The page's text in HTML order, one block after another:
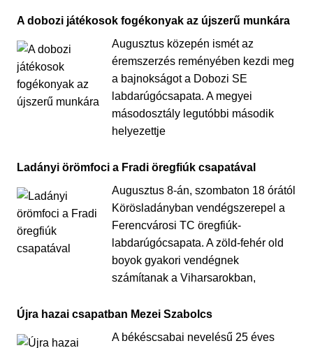
A dobozi játékosok fogékonyak az újszerű munkára
Augusztus közepén ismét az
éremszerzés reményében kezdi meg
a bajnokságot a Dobozi SE
labdarúgócsapata. A megyei
másodosztály legutóbbi második
helyezettje
Ladányi örömfoci a Fradi öregfiúk csapatával
Augusztus 8-án, szombaton 18 órától
Körösladányban vendégszerepel a
Ferencvárosi TC öregfiúk-
labdarúgócsapata. A zöld-fehér old
boyok gyakori vendégnek
számítanak a Viharsarokban,
Újra hazai csapatban Mezei Szabolcs
A békéscsabai nevelésű 25 éves